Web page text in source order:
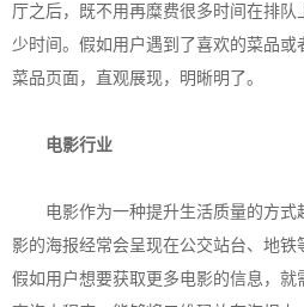
厅之后，既不用再糜费很多时间在排
少时间。假如用户遇到了喜欢的菜品
菜品页面，直观展现，明晰明了。
电影行业
电影作为一种提升生活质量的方式
影的海报经常会呈现在公交站台、地
假如用户想要获取更多电影的信息，